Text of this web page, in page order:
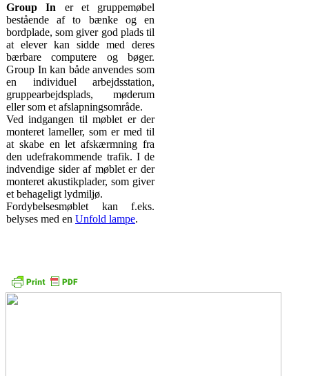
Group In er et gruppemøbel
bestående af to bænke og en
bordplade, som giver god plads til
at elever kan sidde med deres
bærbare computere og bøger.
Group In kan både anvendes som
en individuel arbejdsstation,
gruppearbejdsplads, møderum
eller som et afslapningsområde.
Ved indgangen til møblet er der
monteret lameller, som er med til
at skabe en let afskærmning fra
den udefrakommende trafik. I de
indvendige sider af møblet er der
monteret akustikplader, som giver
et behageligt lydmiljø.
Fordybelsesmøblet kan f.eks.
belyses med en Unfold lampe.